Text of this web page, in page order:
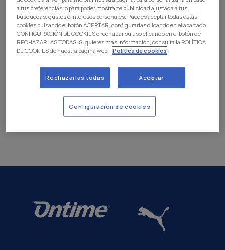
DESCARGAR REGLAMENTO
Reglamento General de Protección de Datos y Ley
Orgánica de Protección de Datos
DESCARGAR REGLAMENTO
a tus preferencias, o para poder mostrarte publicidad ajustada a tus
búsquedas, gustos e intereses personales. Puedes aceptar todas estas
cookies pulsando el botón ACEPTAR, configurarlas clicando en el apartado
CONFIGURACIÓN DE COOKIES o rechazar su uso clicando en el botón de
RECHAZARLAS TODAS. Si quieres más información, consulta la POLÍTICA
DE COOKIES de nuestra página web.
Politica de cookies
Rechazarlas todas Aceptar
Configuración de cookies